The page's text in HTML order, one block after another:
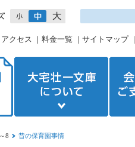
アクセス ｜ 料金一覧 ｜ サイトマップ｜
8 昔の保育園事情